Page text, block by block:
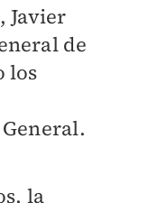
Javier
de
los
la